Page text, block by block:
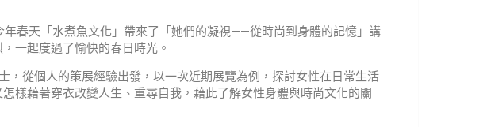
年春天「水煮魚文化」帶來了「她們的凝視——從時尚到身體的記憶」講
一起度過了愉快的春日時光。
，從個人的策展經驗出發，以一次近期展覽為例，探討女性在日常生活
樣藉著穿衣改變人生、重尋自我，藉此了解女性身體與時尚文化的關